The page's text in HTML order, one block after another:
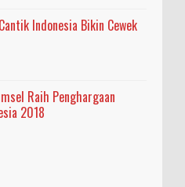
Indonesia Bikin Cewek
Raih Penghargaan
2018